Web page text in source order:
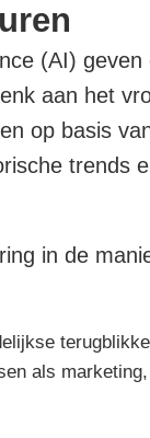
(AI)
aan het
op basis
trends
in de
als